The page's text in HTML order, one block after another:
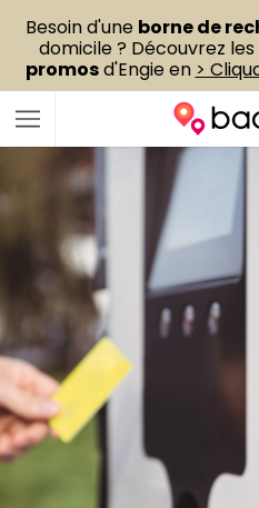
Besoin d'une borne de
domicile ? Découvrez les
promosd'Engie en >